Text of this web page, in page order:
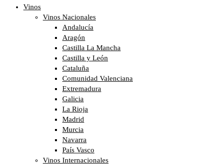
Vinos
Vinos Nacionales
Andalucía
Aragón
Castilla La Mancha
Castilla y León
Cataluña
Comunidad Valenciana
Extremadura
Galicia
La Rioja
Madrid
Murcia
Navarra
País Vasco
Vinos Internacionales